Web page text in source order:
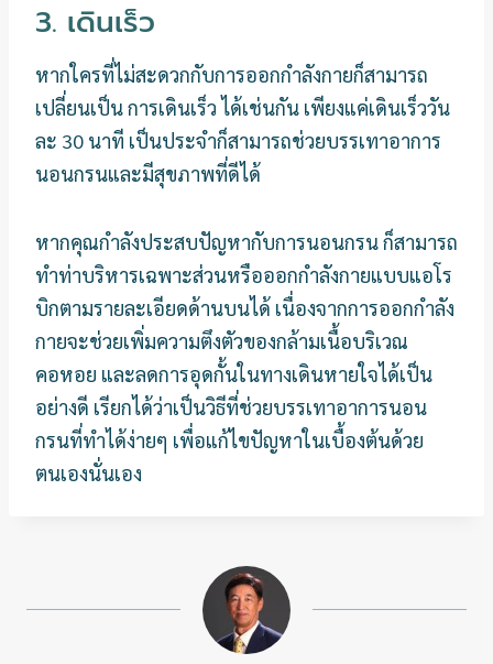
3. เดินเร็ว
หากใครที่ไม่สะดวกกับการออกกำลังกายก็สามารถ
เปลี่ยนเป็น การเดินเร็ว ได้เช่นกัน เพียงแค่เดินเร็ววัน
ละ 30 นาที เป็นประจำก็สามารถช่วยบรรเทาอาการ
นอนกรนและมีสุขภาพที่ดีได้
หากคุณกำลังประสบปัญหากับการนอนกรน ก็สามารถ
ทำท่าบริหารเฉพาะส่วนหรือออกกำลังกายแบบแอโร
บิกตามรายละเอียดด้านบนได้ เนื่องจากการออกกำลัง
กายจะช่วยเพิ่มความตึงตัวของกล้ามเนื้อบริเวณ
คอหอย และลดการอุดกั้นในทางเดินหายใจได้เป็น
อย่างดี เรียกได้ว่าเป็นวิธีที่ช่วยบรรเทาอาการนอน
กรนที่ทำได้ง่ายๆ เพื่อแก้ไขปัญหาในเบื้องต้นด้วย
ตนเองนั่นเอง